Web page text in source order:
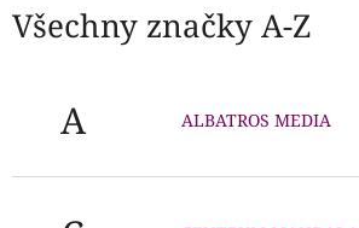
Všechny značky A-Z
A ALBATROS MEDIA